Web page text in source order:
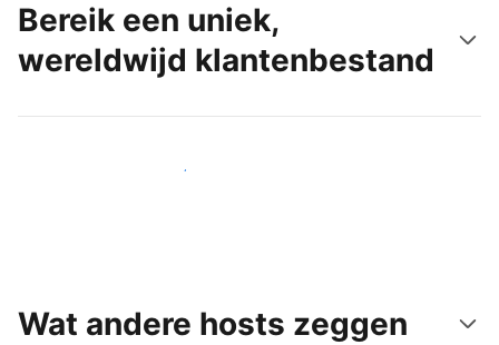
Bereik een uniek,
wereldwijd klantenbestand
Bereik vandaag nog nieuwe gasten
Wat andere hosts zeggen